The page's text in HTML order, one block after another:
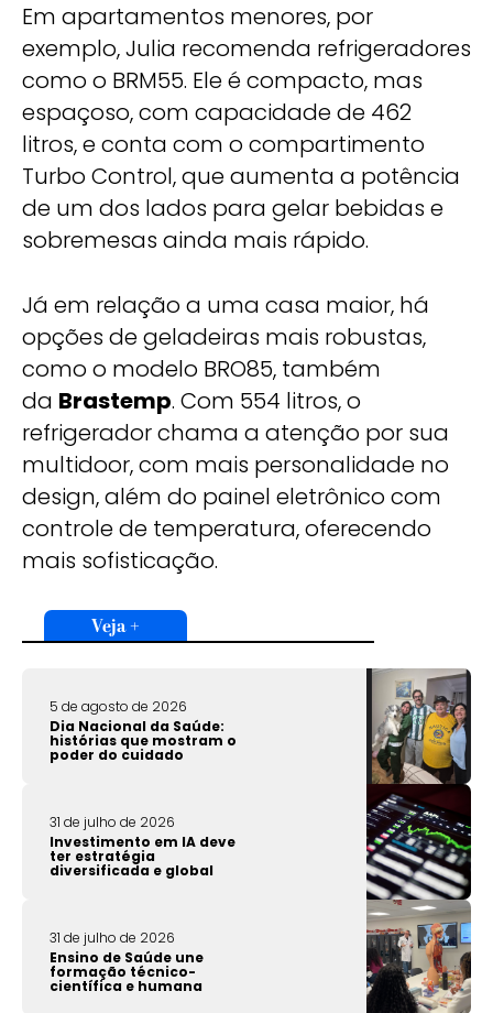
Em apartamentos menores, por
exemplo, Julia recomenda refrigeradores
como o BRM55. Ele é compacto, mas
espaçoso, com capacidade de 462
litros, e conta com o compartimento
Turbo Control, que aumenta a potência
de um dos lados para gelar bebidas e
sobremesas ainda mais rápido.
Já em relação a uma casa maior, há
opções de geladeiras mais robustas,
como o modelo BRO85, também
da Brastemp. Com 554 litros, o
refrigerador chama a atenção por sua
multidoor, com mais personalidade no
design, além do painel eletrônico com
controle de temperatura, oferecendo
mais sofisticação.
Veja +
5 de agosto de 2026
Dia Nacional da Saúde:
histórias que mostram o
poder do cuidado
31 de julho de 2026
Investimento em IA deve
ter estratégia
diversificada e global
31 de julho de 2026
Ensino de Saúde une
formação técnico-
científica e humana